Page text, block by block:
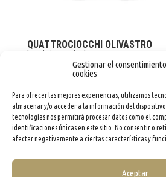
Gestionar el
cookies
Para ofrecer las mejores experiencias, utilizamos
almacenar y/o acceder a la información del
tecnologías nos permitirá procesar datos como el
identificaciones únicas en este sitio. No consentir o
afectar negativamente a ciertas características y
Aceptar
QUATTROCIOCCHI OLIVASTRO
by adminevoo | Jul 31, 2026
« Older Entries